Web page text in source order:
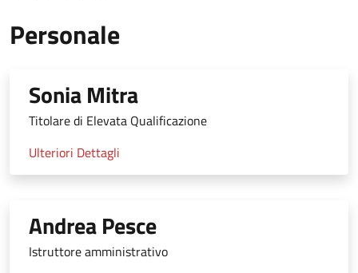
Personale
Sonia Mitra
Titolare di Elevata Qualificazione
Ulteriori Dettagli
Andrea Pesce
Istruttore amministrativo